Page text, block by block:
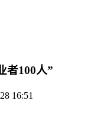
者100人”
16:51